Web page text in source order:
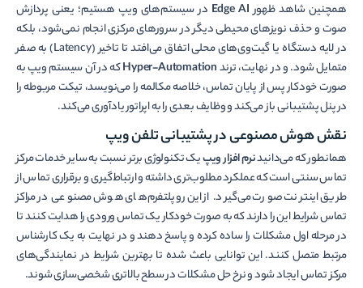
همچنین شاهد ظهورEdge AI در سیستم‌های ویپ هستیم؛ یعنی پردازش
صوت و حذف نویزهای محیطی دیگر در سرورهای مرکزی انجام نمی‌شود، بلکه
در لایه دستگاه یا گیت‌وی‌های محلی اتفاق می‌افتد تا تاخیر (Latency) به صفر
متمایل شود. و در نهایت، ترندHyper-Automationکه در آن سیستم ویپ به
صورت خودکار پس از پایان تماس، خلاصه مکالمه را می‌نویسد، تیکت مربوطه را
در پنل پشتیبانی باز می‌کند و وظایف بعدی را به اپراتور یادآوری می‌کند.
نقش هوش مصنوعی در پشتیبانی تلفن ویپ
همانطور که می‌دانیدنرم افزار ویپیک تکنولوژی برتر نسبت به سایر خدمات مرکز
تماس سنتی است که عملکرد مطلوب‌تری داشته و ارتباط‌گیری و برقراری تماس از
طریق اینترنت صورت می‌گیرد. از این‌رو پلتفرم‌های هوش مصنوعی در مراکز
تماس شرایط این را دارند که به صورت خودکار یک تماس ورودی را هدایت کنند تا
در مرحله اول مشکلات را ساده کرده و پاسخ دهند و در نهایت به یک کارشناس
مرتبط متصل کنند. این توانایی باعث شده تا بهترین شرایط در نمایندگی‌های
مرکز تماس ایجاد شود و نرخ حل مشکلات در سطح بالاتری شخصی‌سازی شوند.